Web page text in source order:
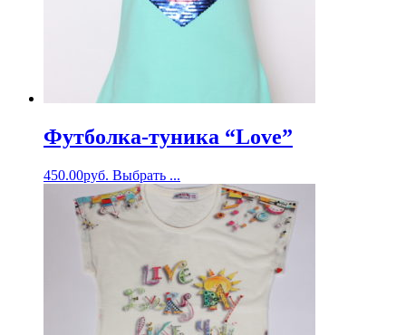
Футболка-туника “Love”
450.00руб. Выбрать ...